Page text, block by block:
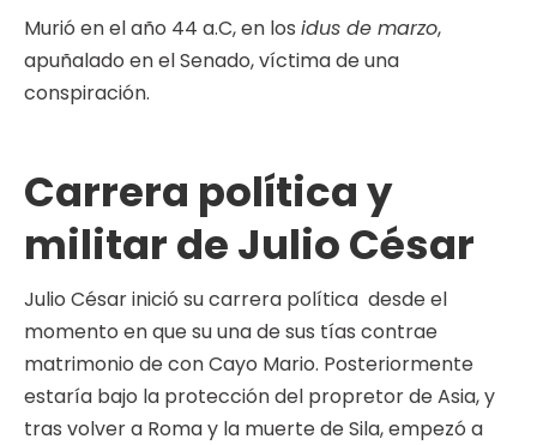
Murió en el año 44 a.C, en los idus de marzo,
apuñalado en el Senado, víctima de una
conspiración.
Carrera política y
militar de Julio César
Julio César inició su carrera política desde el
momento en que su una de sus tías contrae
matrimonio de con Cayo Mario. Posteriormente
estaría bajo la protección del propretor de Asia, y
tras volver a Roma y la muerte de Sila, empezó a